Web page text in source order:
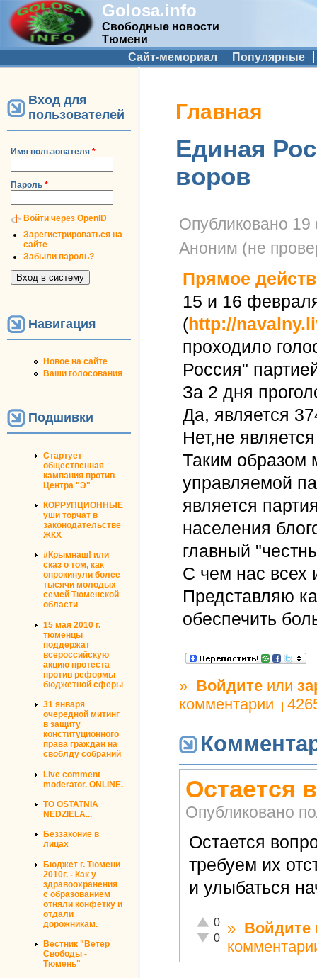
Golosa.info
Свободные новости
Тюмени
Дополнительное меню
Сайт-мемориал Популярные
Вход для
пользователей
Имя пользователя *
Пароль *
Войти через OpenID
Зарегистрироваться на
сайте
Забыли пароль?
Навигация
Новое на сайте
Ваши голосования
Подшивки
Стартует
общественная
кампания против
Центра "Э"
КОРРУПЦИОННЫЕ
уши торчат в
законодательстве
ЖКХ
#Крымнаш! или
сказ о том, как
опрокинули более
тысячи молодых
семей Тюменской
области
15 мая 2010 г.
тюменцы
поддержат
всероссийскую
акцию протеста
против реформы
бюджетной сферы
31 января
очередной митинг
в защиту
конституционного
права граждан на
своблду собраний
Live comment
moderator. ONLINE.
TO OSTATNIA
NEDZIELA...
Беззаконие в
лицах
Бюджет г. Тюмени
2010г. - Как у
здравоохранения
с образованием
отняли конфетку и
отдали
дорожникам.
Вестник "Ветер
Свободы -
Тюмень"
Вы здесь
Главная
Единая
воров
Опубликовано 19
Аноним (не
Прямое
15 и 16
(http://
проходило
Россия"
За 2 дня
Да, является
Нет,не
Таким образом
управляемой
является
населения
главный
С чем нас всех
Представляю
обеспечить
» Войдите или
комментарии
Остается
Опубликовано
Остается
требуем их
и улыбаться
Отлично!
0
Неадекватно!
0
» Войдите